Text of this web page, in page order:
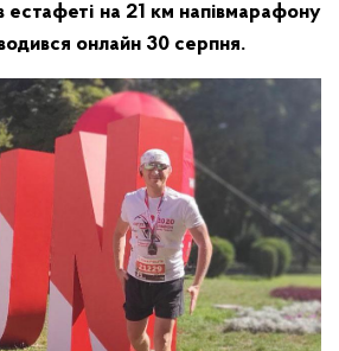
естафеті на 21 км напівмарафону
онлайн 30 серпня.